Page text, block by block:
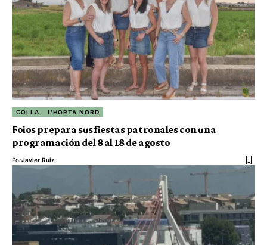
COLLA L'HORTA NORD
Foios prepara sus fiestas patronales con una
programación del 8 al 18 de agosto
PorJavier Ruiz